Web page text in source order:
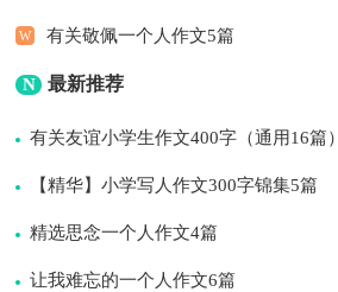
有关敬佩一个人作文5篇
N 最新推荐
有关友谊小学生作文400字（通用16篇）
【精华】小学写人作文300字锦集5篇
精选思念一个人作文4篇
让我难忘的一个人作文6篇